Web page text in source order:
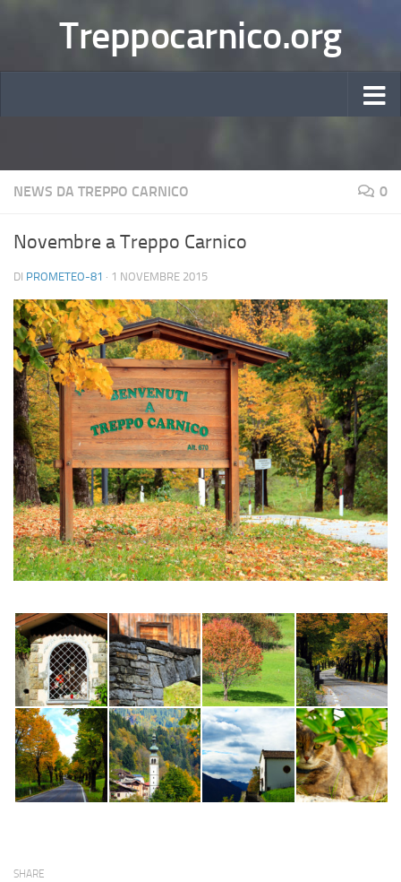
Treppocarnico.org
NEWS DA TREPPO CARNICO 0
Novembre a Treppo Carnico
DI PROMETEO-81 · 1 NOVEMBRE 2015
SHARE